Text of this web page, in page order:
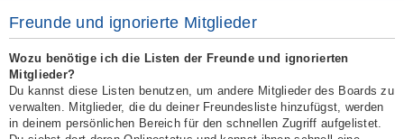
Freunde und ignorierte Mitglieder
Wozu benötige ich die Listen der Freunde und ignorierten
Mitglieder?
Du kannst diese Listen benutzen, um andere Mitglieder des Boards zu
verwalten. Mitglieder, die du deiner Freundesliste hinzufügst, werden
in deinem persönlichen Bereich für den schnellen Zugriff aufgelistet.